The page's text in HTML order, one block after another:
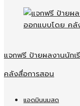
แจกฟรี ป้ายผลงานนัก
คลังสื่อการสอน
แอดมินนมสด